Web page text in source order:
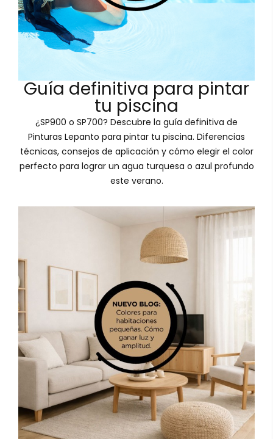
Guía definitiva para pintar
tu piscina
¿SP900 o SP700? Descubre la guía definitiva de
Pinturas Lepanto para pintar tu piscina. Diferencias
técnicas, consejos de aplicación y cómo elegir el color
perfecto para lograr un agua turquesa o azul profundo
este verano.